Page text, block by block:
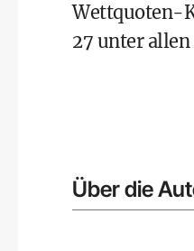
Wettquoten-
27 unter allen
Über die